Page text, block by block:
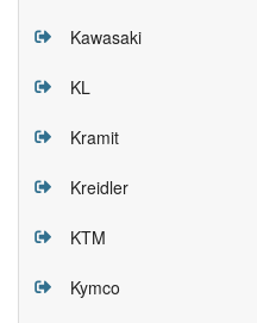
Kawasaki
KL
Kramit
Kreidler
KTM
Kymco